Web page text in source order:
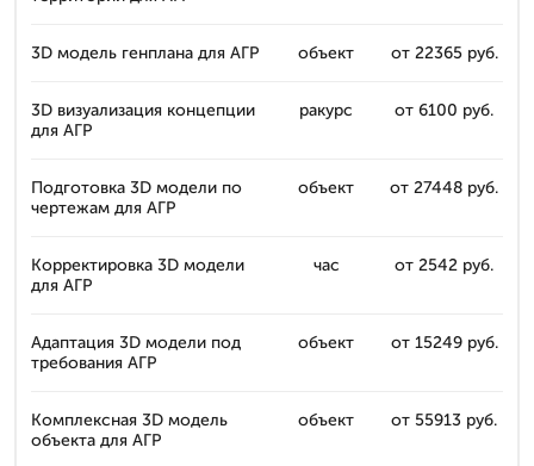
3D модель генплана для АГР объект от 22365 руб.
3D визуализация концепции
для АГР
ракурс от 6100 руб.
Подготовка 3D модели по
чертежам для АГР
объект от 27448 руб.
Корректировка 3D модели
для АГР
час от 2542 руб.
Адаптация 3D модели под
требования АГР
объект от 15249 руб.
Комплексная 3D модель
объекта для АГР
объект от 55913 руб.